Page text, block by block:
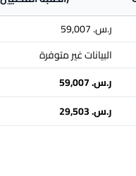
ر.س.‏ 59,007
البيانات غير متوفرة
ر.س.‏ 59,007
ر.س.‏ 29,503